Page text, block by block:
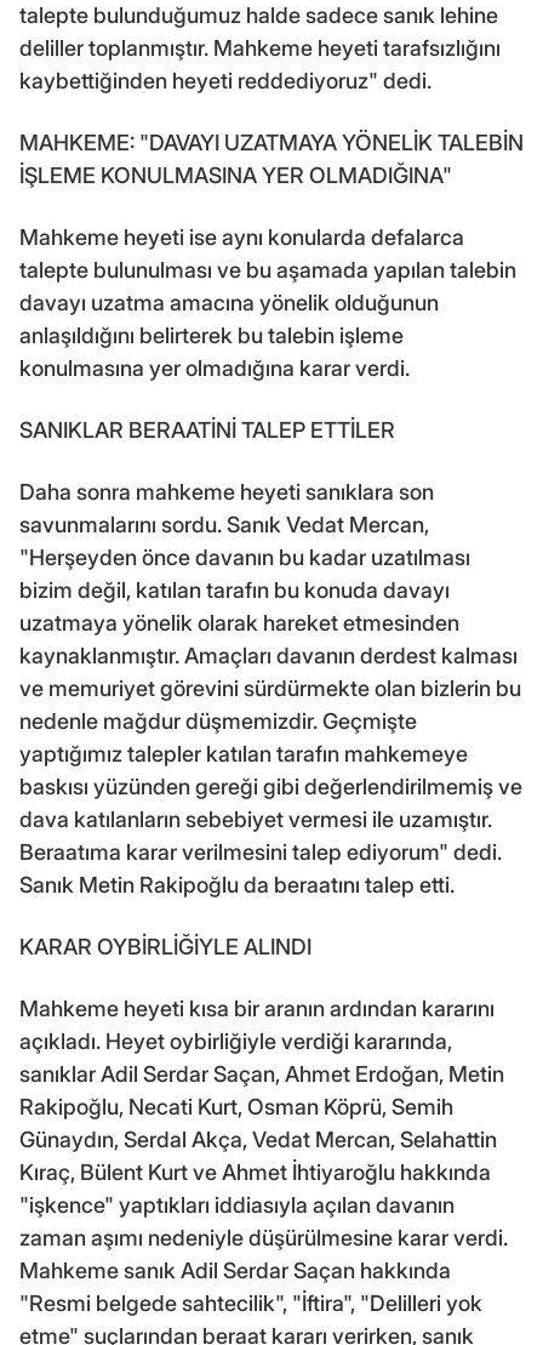
talepte bulunduğumuz halde sadece sanık lehine
deliller toplanmıştır. Mahkeme heyeti tarafsızlığını
kaybettiğinden heyeti reddediyoruz" dedi.
MAHKEME: "DAVAYI UZATMAYA YÖNELİK TALEBİN
İŞLEME KONULMASINA YER OLMADIĞINA"
Mahkeme heyeti ise aynı konularda defalarca
talepte bulunulması ve bu aşamada yapılan talebin
davayı uzatma amacına yönelik olduğunun
anlaşıldığını belirterek bu talebin işleme
konulmasına yer olmadığına karar verdi.
SANIKLAR BERAATİNİ TALEP ETTİLER
Daha sonra mahkeme heyeti sanıklara son
savunmalarını sordu. Sanık Vedat Mercan,
"Herşeyden önce davanın bu kadar uzatılması
bizim değil, katılan tarafın bu konuda davayı
uzatmaya yönelik olarak hareket etmesinden
kaynaklanmıştır. Amaçları davanın derdest kalması
ve memuriyet görevini sürdürmekte olan bizlerin bu
nedenle mağdur düşmemizdir. Geçmişte
yaptığımız talepler katılan tarafın mahkemeye
baskısı yüzünden gereği gibi değerlendirilmemiş ve
dava katılanların sebebiyet vermesi ile uzamıştır.
Beraatıma karar verilmesini talep ediyorum" dedi.
Sanık Metin Rakipoğlu da beraatını talep etti.
KARAR OYBİRLİĞİYLE ALINDI
Mahkeme heyeti kısa bir aranın ardından kararını
açıkladı. Heyet oybirliğiyle verdiği kararında,
sanıklar Adil Serdar Saçan, Ahmet Erdoğan, Metin
Rakipoğlu, Necati Kurt, Osman Köprü, Semih
Günaydın, Serdal Akça, Vedat Mercan, Selahattin
Kıraç, Bülent Kurt ve Ahmet İhtiyaroğlu hakkında
"işkence" yaptıkları iddiasıyla açılan davanın
zaman aşımı nedeniyle düşürülmesine karar verdi.
Mahkeme sanık Adil Serdar Saçan hakkında
"Resmi belgede sahtecilik", "İftira", "Delilleri yok
etme" suçlarından beraat kararı verirken, sanık